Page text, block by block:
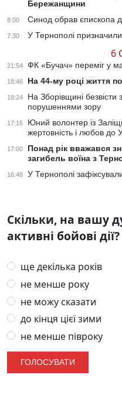
Бережанщини
8:00 Синод обрав єпископа
7:30 У Тернополі
6
21:54 ФК «Бучач» переміг у
18:46 На 44-му році життя
18:24
На Зборівщині безвісти
порушеннями зору
17:15
Юний волонтер із
жертовність і любов до
17:00
Понад рік вважався
загибель воїна з
16:48 У Тернополі
Скільки, на вашу
активні бойові дії?
ще декілька років
не менше року
не можу сказати
до кінця цієї зими
не менше півроку